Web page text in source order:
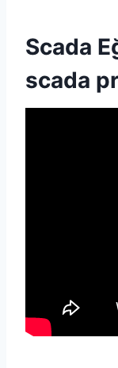
Scada
scada